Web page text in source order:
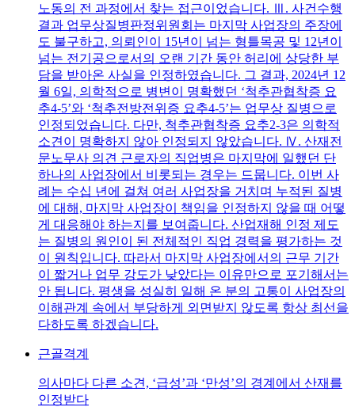
노동의 전 과정에서 찾는 접근이었습니다. Ⅲ. 사건수행
결과 업무상질병판정위원회는 마지막 사업장의 주장에
도 불구하고, 의뢰인이 15년이 넘는 형틀목공 및 12년이
넘는 전기공으로서의 오랜 기간 동안 허리에 상당한 부
담을 받아온 사실을 인정하였습니다. 그 결과, 2024년 12
월 6일, 의학적으로 병변이 명확했던 ‘척추관협착증 요
추4-5’와 ‘척추전방전위증 요추4-5’는 업무상 질병으로
인정되었습니다. 다만, 척추관협착증 요추2-3은 의학적
소견이 명확하지 않아 인정되지 않았습니다. Ⅳ. 산재전
문노무사 의견 근로자의 직업병은 마지막에 일했던 단
하나의 사업장에서 비롯되는 경우는 드뭅니다. 이번 사
례는 수십 년에 걸쳐 여러 사업장을 거치며 누적된 질병
에 대해, 마지막 사업장이 책임을 인정하지 않을 때 어떻
게 대응해야 하는지를 보여줍니다. 산업재해 인정 제도
는 질병의 원인이 된 전체적인 직업 경력을 평가하는 것
이 원칙입니다. 따라서 마지막 사업장에서의 근무 기간
이 짧거나 업무 강도가 낮았다는 이유만으로 포기해서는
안 됩니다. 평생을 성실히 일해 온 분의 고통이 사업장의
이해관계 속에서 부당하게 외면받지 않도록 항상 최선을
다하도록 하겠습니다.
근골격계
의사마다 다른 소견, ‘급성’과 ‘만성’의 경계에서 산재를
인정받다